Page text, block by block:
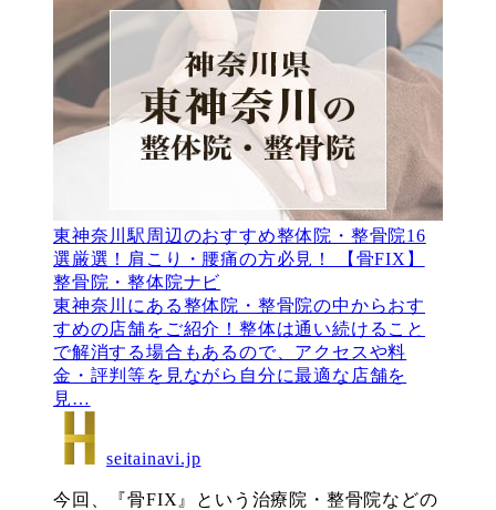
東神奈川駅周辺のおすすめ整体院・整骨院16
選厳選！肩こり・腰痛の方必見！ 【骨FIX】
整骨院・整体院ナビ
東神奈川にある整体院・整骨院の中からおす
すめの店舗をご紹介！整体は通い続けること
で解消する場合もあるので、アクセスや料
金・評判等を見ながら自分に最適な店舗を
見…
seitainavi.jp
今回、『骨FIX』という治療院・整骨院などの